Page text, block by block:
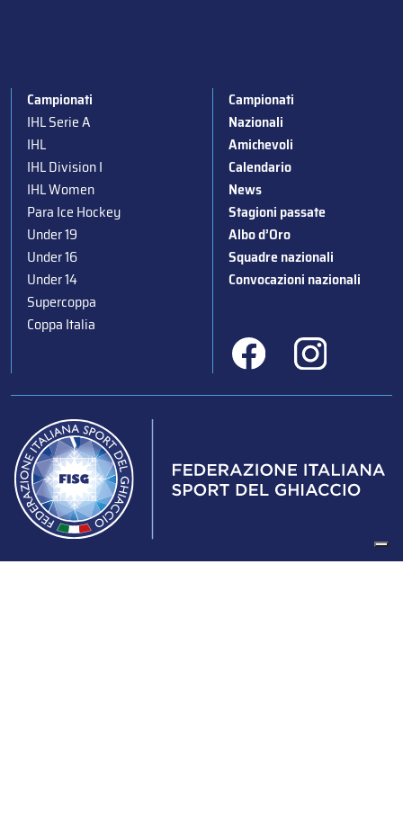
Campionati
IHL Serie A
IHL
IHL Division I
IHL Women
Para Ice Hockey
Under 19
Under 16
Under 14
Supercoppa
Coppa Italia
Campionati
Nazionali
Amichevoli
Calendario
News
Stagioni passate
Albo d’Oro
Squadre nazionali
Convocazioni nazionali